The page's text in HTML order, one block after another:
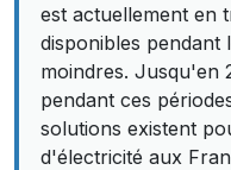
est actuellement en
disponibles pendant
moindres. Jusqu'en
pendant ces
solutions existent
d'électricité aux